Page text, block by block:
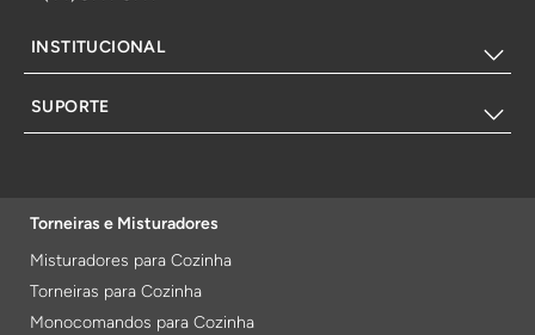
INSTITUCIONAL
SUPORTE
Torneiras e Misturadores
Misturadores para Cozinha
Torneiras para Cozinha
Monocomandos para Cozinha